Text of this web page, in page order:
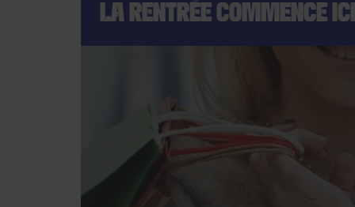
LA RENTRÉE COMMENCE